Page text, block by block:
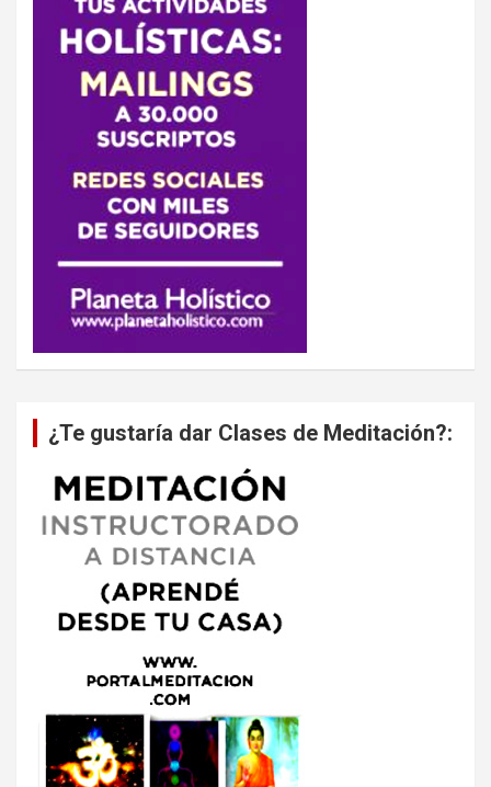
¿Te gustaría dar Clases de Meditación?: